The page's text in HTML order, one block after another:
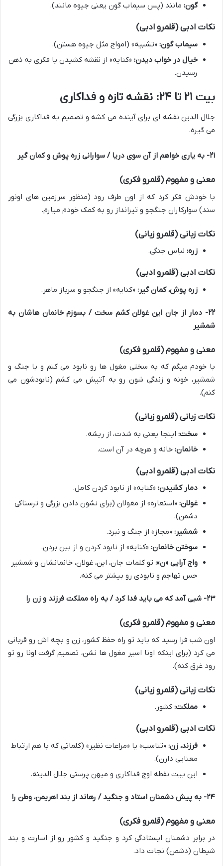
گون: مانند (پس سیماب گون یعنی جیوه مانند).
نکات ادبی (قلمرو ادبی)
سیماب گون: «تشبیه» (امواج مثل جیوه هستن).
خیال در خواب دیدن: «کنایه» از نقشه کشیدن یا فکری به ذهن
رسیدن.
بیت ۲۱ تا ۲۴: نقشه تازه و فداکاری
جلال الدین نقشه ای برای آینده می کشه و تصمیم به فداکاری بزرگی
می گیره.
۲۱- به یاری خواهم از آن سوی دریا / سوارانی زره پوش و کمان گیر
معنی و مفهوم (قلمرو فکری)
با خودش فکر کرد که از اون طرف رود (منظور سرزمین های اونور
سند) سوارکاران جنگجو و تیرانداز رو به کمک خودم میارم.
نکات زبانی (قلمرو زبانی)
زره: لباس جنگی.
نکات ادبی (قلمرو ادبی)
زره پوش، کمان گیر: «کنایه» از جنگجو و سرباز ماهر.
۲۲- دمار از جان این غولان کشم سخت / بسوزم خانمان هاشان به
شمشیر
معنی و مفهوم (قلمرو فکری)
با خودم میگم که به سختی مغول ها رو نابود می کنم و با جنگ و
شمشیر، خونه و زندگی شون رو به آتیش می کشم (نابودشون می
کنم).
نکات زبانی (قلمرو زبانی)
سخت: اینجا یعنی به شدت، از ریشه.
خانمان: خانه و هرچه در آن است.
نکات ادبی (قلمرو ادبی)
دمار کشیدن: «کنایه» از نابود کردن کامل.
غولان: «استعاره» از مغولان (برای نشون دادن بزرگی و ترسناکی
دشمن).
شمشیر: «مجاز» از جنگ و نبرد.
سوختن خانمان: «کنایه» از نابود کردن و از بین بردن.
واج آرایی «ن»: تو کلمات جان، این، غولان، خانمانشان و شمشیر
حس تهاجم و نابودی رو بیشتر می کنه.
۲۳- شبی آمد که می باید فدا کرد / به راه مملکت فرزند و زن را
معنی و مفهوم (قلمرو فکری)
اون شب فرا رسید که باید تو راه حفظ کشور، زن و بچه اش رو قربانی
می کرد (برای اینکه اونا اسیر مغول ها نشن، تصمیم گرفت اونا رو تو
رود غرق کنه).
نکات زبانی (قلمرو زبانی)
مملکت: کشور.
نکات ادبی (قلمرو ادبی)
فرزند، زن: «تناسب» یا «مراعات نظیر» (کلماتی که با هم ارتباط
معنایی دارن).
این بیت نقطه اوج فداکاری و میهن پرستی جلال الدینه.
۲۴- به پیش دشمنان استاد و جنگید / رهاند از بند اهریمن، وطن را
معنی و مفهوم (قلمرو فکری)
در برابر دشمنان ایستادگی کرد و جنگید و کشور رو از اسارت و بند
شیطان (دشمن) نجات داد.